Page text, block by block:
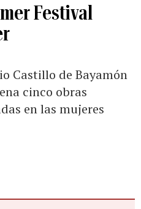
Festival
Castillo de Bayamón
cinco obras
en las mujeres